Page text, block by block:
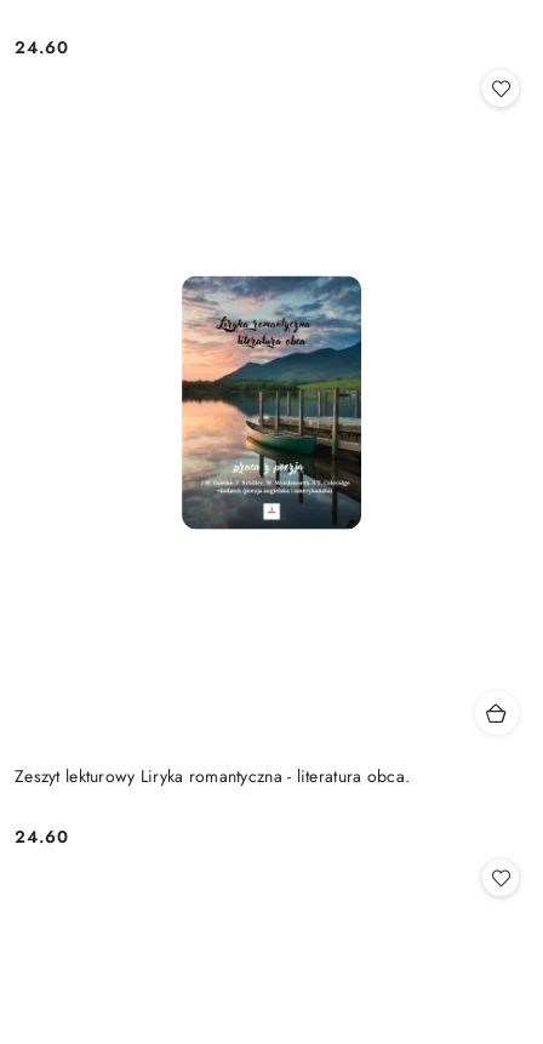
Cena:
24.60
Zeszyt lekturowy Liryka romantyczna - literatura obca.
Cena:
24.60